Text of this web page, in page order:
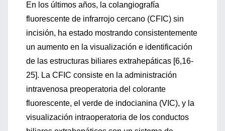
En los últimos años, la colangiografía
fluorescente de infrarrojo cercano (CFIC) sin
incisión, ha estado mostrando consistentemente
un aumento en la visualización e identificación
de las estructuras biliares extrahepáticas [6,16-
25]. La CFIC consiste en la administración
intravenosa preoperatoria del colorante
fluorescente, el verde de indocianina (VIC), y la
visualización intraoperatoria de los conductos